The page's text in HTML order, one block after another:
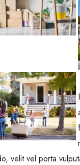
velit vel porta